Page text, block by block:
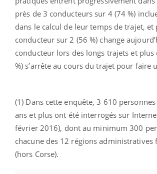
près de 3 conducteurs sur 4 (74 %)
dans le calcul de leur temps de trajet, et
conducteur sur 2 (56 %) change
conducteur lors des longs trajets et plus
%) s’arrête au cours du trajet pour faire
(1) Dans cette enquête, 3 610 personnes
ans et plus ont été interrogés sur
février 2016), dont au minimum 300
chacune des 12 régions administratives
(hors Corse).